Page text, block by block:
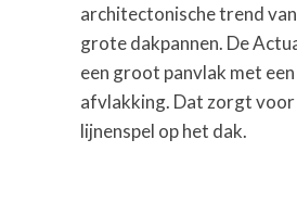
architectonische trend
grote dakpannen. De
een groot panvlak met
afvlakking. Dat zorgt voor
lijnenspel op het dak.